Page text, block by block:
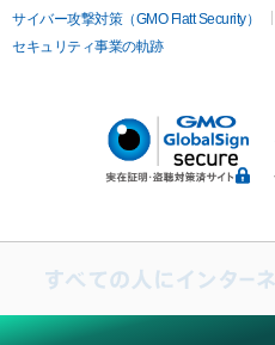
サイバー攻撃対策（GMO Flatt Security）
セキュリティ事業の軌跡